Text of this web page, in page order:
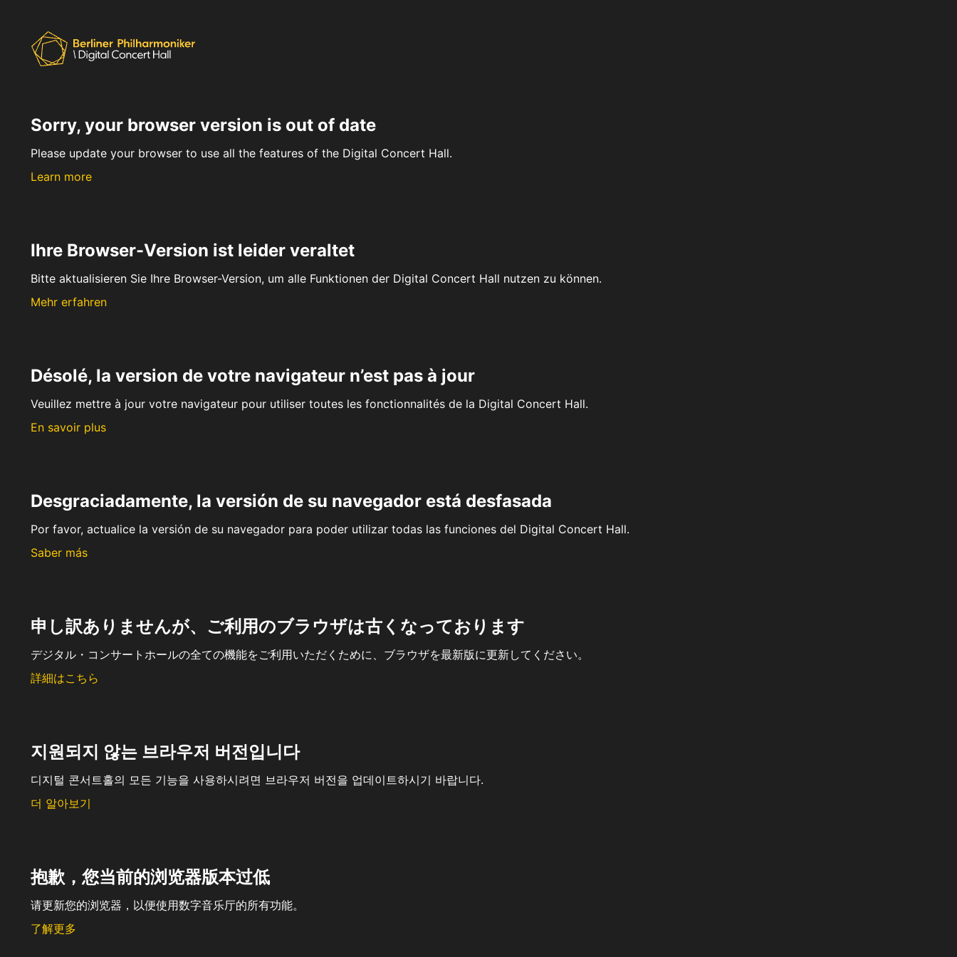
Sorry, your browser version is out of date
Please update your browser to use all the features of the Digital Concert Hall.
Learn more
Ihre Browser-Version ist leider veraltet
Bitte aktualisieren Sie Ihre Browser-Version, um alle Funktionen der Digital Concert Hall nutzen zu können.
Mehr erfahren
Désolé, la version de votre navigateur n’est pas à jour
Veuillez mettre à jour votre navigateur pour utiliser toutes les fonctionnalités de la Digital Concert Hall.
En savoir plus
Desgraciadamente, la versión de su navegador está desfasada
Por favor, actualice la versión de su navegador para poder utilizar todas las funciones del Digital Concert Hall.
Saber más
申し訳ありませんが、ご利用のブラウザは古くなっております
デジタル・コンサートホールの全ての機能をご利用いただくために、ブラウザを最新版に更新してください。
詳細はこちら
지원되지 않는 브라우저 버전입니다
디지털 콘서트홀의 모든 기능을 사용하시려면 브라우저 버전을 업데이트하시기 바랍니다.
더 알아보기
抱歉，您当前的浏览器版本过低
请更新您的浏览器，以便使用数字音乐厅的所有功能。
了解更多